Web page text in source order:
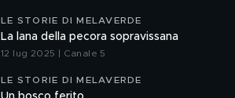
LE STORIE DI MELAVERDE
La lana della pecora sopravissana
12 lug 2025 | Canale 5
LE STORIE DI MELAVERDE